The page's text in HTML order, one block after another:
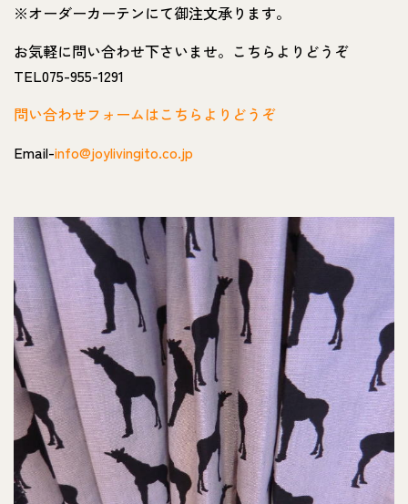
※オーダーカーテンにて御注文承ります。
お気軽に問い合わせ下さいませ。こちらよりどうぞ
TEL075-955-1291
問い合わせフォームはこちらよりどうぞ
Email-info@joylivingito.co.jp